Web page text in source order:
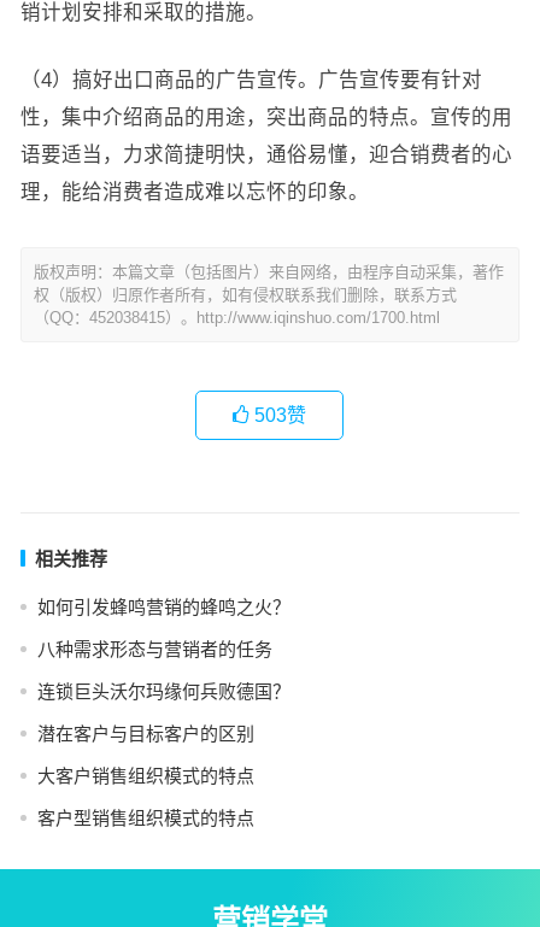
销计划安排和采取的措施。
（4）搞好出口商品的广告宣传。广告宣传要有针对
性，集中介绍商品的用途，突出商品的特点。宣传的用
语要适当，力求简捷明快，通俗易懂，迎合销费者的心
理，能给消费者造成难以忘怀的印象。
版权声明：本篇文章（包括图片）来自网络，由程序自动采集，著作
权（版权）归原作者所有，如有侵权联系我们删除，联系方式
（QQ：452038415）。http://www.iqinshuo.com/1700.html
503赞
相关推荐
如何引发蜂鸣营销的蜂鸣之火？
八种需求形态与营销者的任务
连锁巨头沃尔玛缘何兵败德国？
潜在客户与目标客户的区别
大客户销售组织模式的特点
客户型销售组织模式的特点
营销学堂